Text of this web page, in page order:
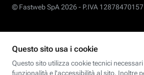
© Fastweb SpA 2026 - P.IVA 12878470157